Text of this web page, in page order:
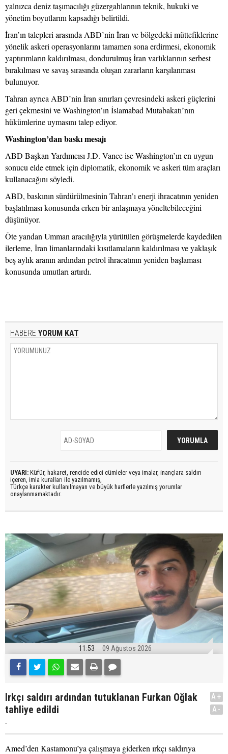
yalnızca deniz taşımacılığı güzergahlarının teknik, hukuki ve
yönetim boyutlarını kapsadığı belirtildi.
İran’ın talepleri arasında ABD’nin İran ve bölgedeki müttefiklerine
yönelik askeri operasyonlarını tamamen sona erdirmesi, ekonomik
yaptırımların kaldırılması, dondurulmuş İran varlıklarının serbest
bırakılması ve savaş sırasında oluşan zararların karşılanması
bulunuyor.
Tahran ayrıca ABD’nin İran sınırları çevresindeki askeri güçlerini
geri çekmesini ve Washington’ın İslamabad Mutabakatı’nın
hükümlerine uymasını talep ediyor.
Washington’dan baskı mesajı
ABD Başkan Yardımcısı J.D. Vance ise Washington’ın en uygun
sonucu elde etmek için diplomatik, ekonomik ve askeri tüm araçları
kullanacağını söyledi.
ABD, baskının sürdürülmesinin Tahran’ı enerji ihracatının yeniden
başlatılması konusunda erken bir anlaşmaya yöneltebileceğini
düşünüyor.
Öte yandan Umman aracılığıyla yürütülen görüşmelerde kaydedilen
ilerleme, İran limanlarındaki kısıtlamaların kaldırılması ve yaklaşık
beş aylık aranın ardından petrol ihracatının yeniden başlaması
konusunda umutları artırdı.
HABERE YORUM KAT
UYARI: Küfür, hakaret, rencide edici cümleler veya imalar, inançlara saldırı
içeren, imla kuralları ile yazılmamış,
Türkçe karakter kullanılmayan ve büyük harflerle yazılmış yorumlar
onaylanmamaktadır.
11:53 09 Ağustos 2026
Irkçı saldırı ardından tutuklanan Furkan Oğlak
tahliye edildi
.
A+
A-
Amed’den Kastamonu’ya çalışmaya giderken ırkçı saldırıya